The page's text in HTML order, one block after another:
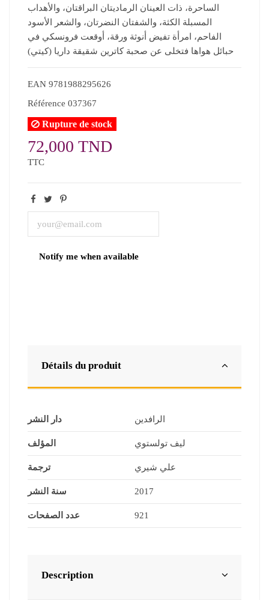
الساحرة، ذات العينان الرماديتان البراقتان، والأهداب
المسبلة الكثة، والشفتان النضرتان، والشعر الأسود
الفاحم، امرأة تفيض أنوثة ورقة، أوقعت فرونسكي في
حبائل هواها فتخلى عن صحبة كاترين شقيقة داريا (كيتي)
EAN 9781988295626
Référence 037367
Rupture de stock
72,000 TND
TTC
Détails du produit
دار النشر الرافدين
المؤلف ليف تولستوي
ترجمة علي شيري
سنة النشر 2017
عدد الصفحات 921
Description